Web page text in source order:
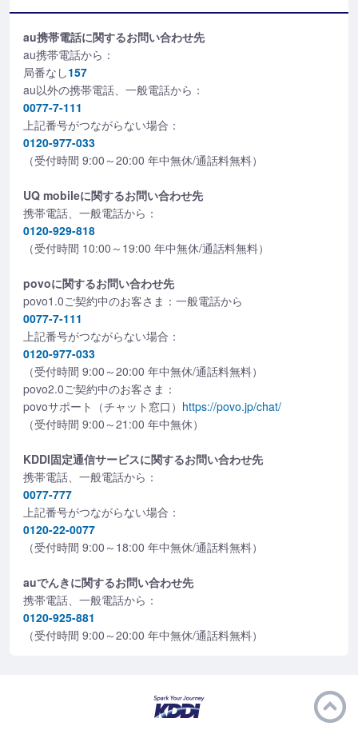
au携帯電話に関するお問い合わせ先
au携帯電話から：
局番なし157
au以外の携帯電話、一般電話から：
0077-7-111
上記番号がつながらない場合：
0120-977-033
（受付時間 9:00～20:00 年中無休/通話料無料）
UQ mobileに関するお問い合わせ先
携帯電話、一般電話から：
0120-929-818
（受付時間 10:00～19:00 年中無休/通話料無料）
povoに関するお問い合わせ先
povo1.0ご契約中のお客さま：一般電話から
0077-7-111
上記番号がつながらない場合：
0120-977-033
（受付時間 9:00～20:00 年中無休/通話料無料）
povo2.0ご契約中のお客さま：
povoサポート（チャット窓口） https://povo.jp/chat/
（受付時間 9:00～21:00 年中無休）
KDDI固定通信サービスに関するお問い合わせ先
携帯電話、一般電話から：
0077-777
上記番号がつながらない場合：
0120-22-0077
（受付時間 9:00～18:00 年中無休/通話料無料）
auでんきに関するお問い合わせ先
携帯電話、一般電話から：
0120-925-881
（受付時間 9:00～20:00 年中無休/通話料無料）